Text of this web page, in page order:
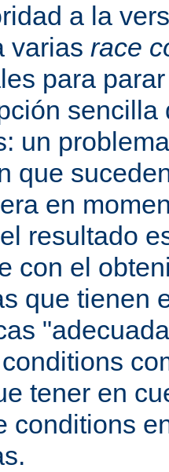
a la
varias race
para
sencilla
un
que
en
resultado
con el
que tienen
tener en
conditions